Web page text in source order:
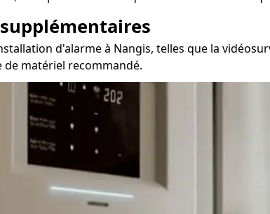
d'alarme à Nangis, telles que la
de matériel recommandé.